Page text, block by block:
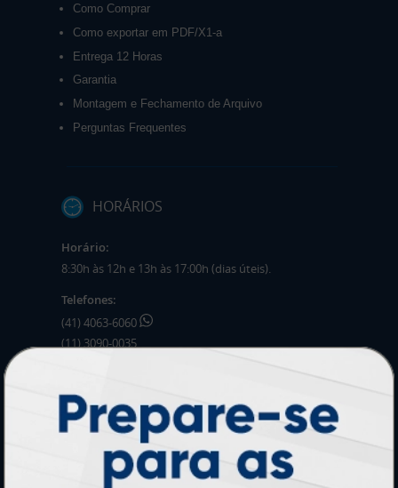
Como Comprar
Como exportar em PDF/X1-a
Entrega 12 Horas
Garantia
Montagem e Fechamento de Arquivo
Perguntas Frequentes
HORÁRIOS
Horário:
8:30h às 12h e 13h às 17:00h (dias úteis).
Telefones:
(41) 4063-6060
(11) 3090-0035
Horário: 8:30h às 12h e 13h às 17:00h (dias
úteis).